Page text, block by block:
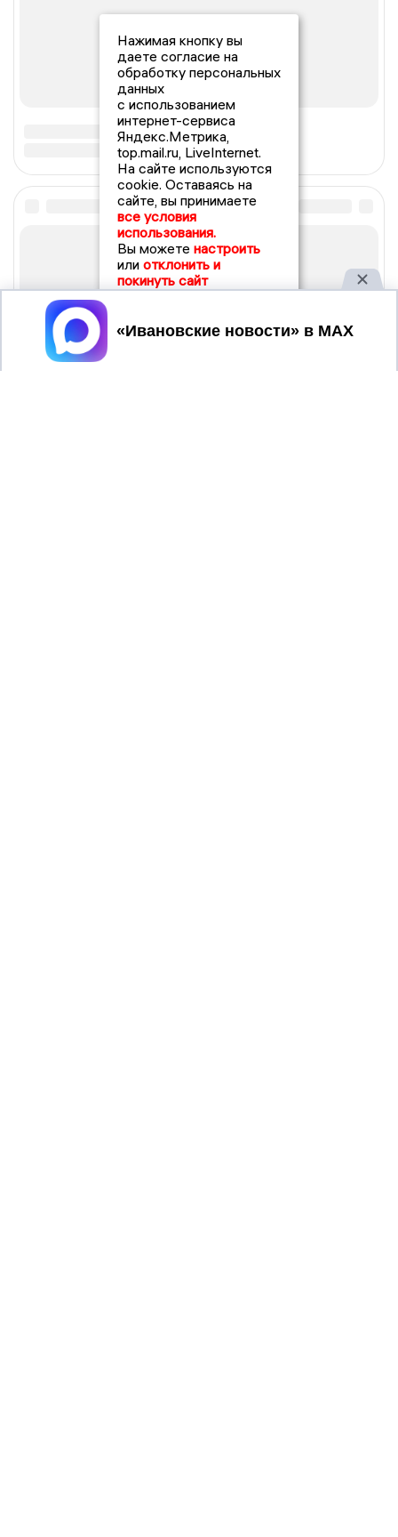
Нажимая кнопку вы
даете согласие на
обработку персональных
данных
с использованием
интернет-сервиса
Яндекс.Метрика,
top.mail.ru, LiveInternet.
На сайте используются
cookie. Оставаясь на
сайте, вы принимаете
все условия
использования.
Вы можете настроить
или отклонить и
покинуть сайт
Принять